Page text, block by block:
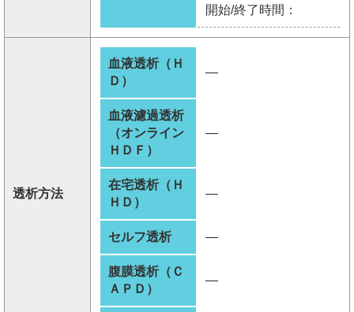
開始/終了時間：
透析方法
血液透析（Ｈ
Ｄ）
―
血液濾過透析
（オンライン
ＨＤＦ）
―
在宅透析（Ｈ
ＨＤ）
―
セルフ透析 ―
腹膜透析（Ｃ
ＡＰＤ）
―